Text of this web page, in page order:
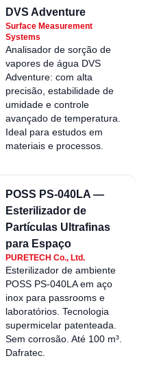
DVS Adventure
Surface Measurement
Systems
Analisador de sorção de
vapores de água DVS
Adventure: com alta
precisão, estabilidade de
umidade e controle
avançado de temperatura.
Ideal para estudos em
materiais e processos.
POSS PS-040LA —
Esterilizador de
Partículas Ultrafinas
para Espaço
PURETECH Co., Ltd.
Esterilizador de ambiente
POSS PS-040LA em aço
inox para passrooms e
laboratórios. Tecnologia
supermicelar patenteada.
Sem corrosão. Até 100 m³.
Dafratec.